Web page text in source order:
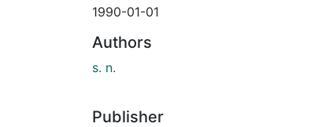
1990-01-01
Authors
s. n.
Publisher